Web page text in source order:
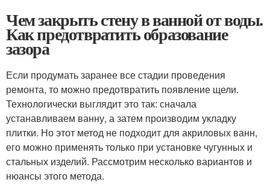
Чем закрыть стену в ванной от воды.
Как предотвратить образование
зазора
Если продумать заранее все стадии проведения
ремонта, то можно предотвратить появление щели.
Технологически выглядит это так: сначала
устанавливаем ванну, а затем производим укладку
плитки. Но этот метод не подходит для акриловых ванн,
его можно применять только при установке чугунных и
стальных изделий. Рассмотрим несколько вариантов и
нюансы этого метода.